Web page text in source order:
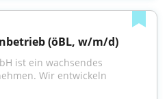
(öBL, w/m/d)
ist ein wachsendes
Wir entwickeln